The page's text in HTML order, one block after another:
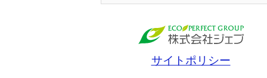
サイトポリシー